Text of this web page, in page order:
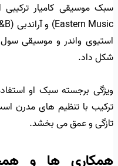
شکل داد.
ویژگی برجسته سبک او
ترکیب با تنظیم های مدرن
تازگی و عمق می بخشد.
همکاری ها و